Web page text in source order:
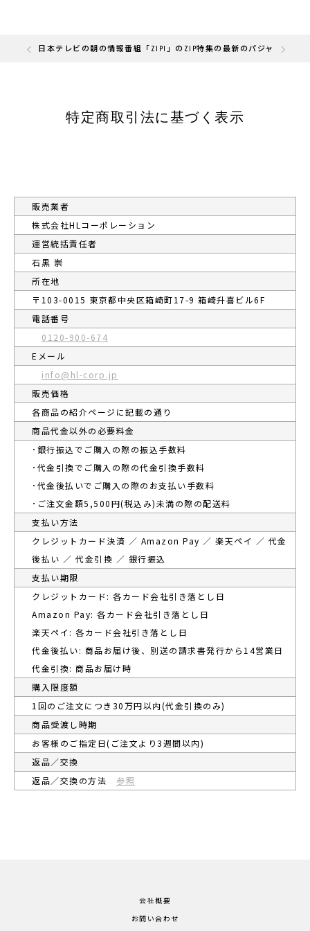
快眠部門」を受賞しました
日本テレビの朝の情報番組「ZIP!」のZIP特集の最新のパジャマとし
特定商取引法に基づく表示
販売業者
株式会社HLコーポレーション
運営統括責任者
石黒 崇
所在地
〒103-0015 東京都中央区箱崎町17-9 箱崎升喜ビル6F
電話番号
0120-900-674
Eメール
info@hl-corp.jp
販売価格
各商品の紹介ページに記載の通り
商品代金以外の必要料金
･銀行振込でご購入の際の振込手数料
･代金引換でご購入の際の代金引換手数料
･代金後払いでご購入の際のお支払い手数料
･ご注文金額5,500円(税込み)未満の際の配送料
支払い方法
クレジットカード決済 ／ Amazon Pay ／ 楽天ペイ ／ 代金
後払い ／ 代金引換 ／ 銀行振込
支払い期限
クレジットカード: 各カード会社引き落とし日
Amazon Pay: 各カード会社引き落とし日
楽天ペイ: 各カード会社引き落とし日
代金後払い: 商品お届け後、別送の請求書発行から14営業日
代金引換: 商品お届け時
購入限度額
1回のご注文につき30万円以内(代金引換のみ)
商品受渡し時期
お客様のご指定日(ご注文より3週間以内)
返品／交換
返品／交換の方法
参照
会社概要
お問い合わせ